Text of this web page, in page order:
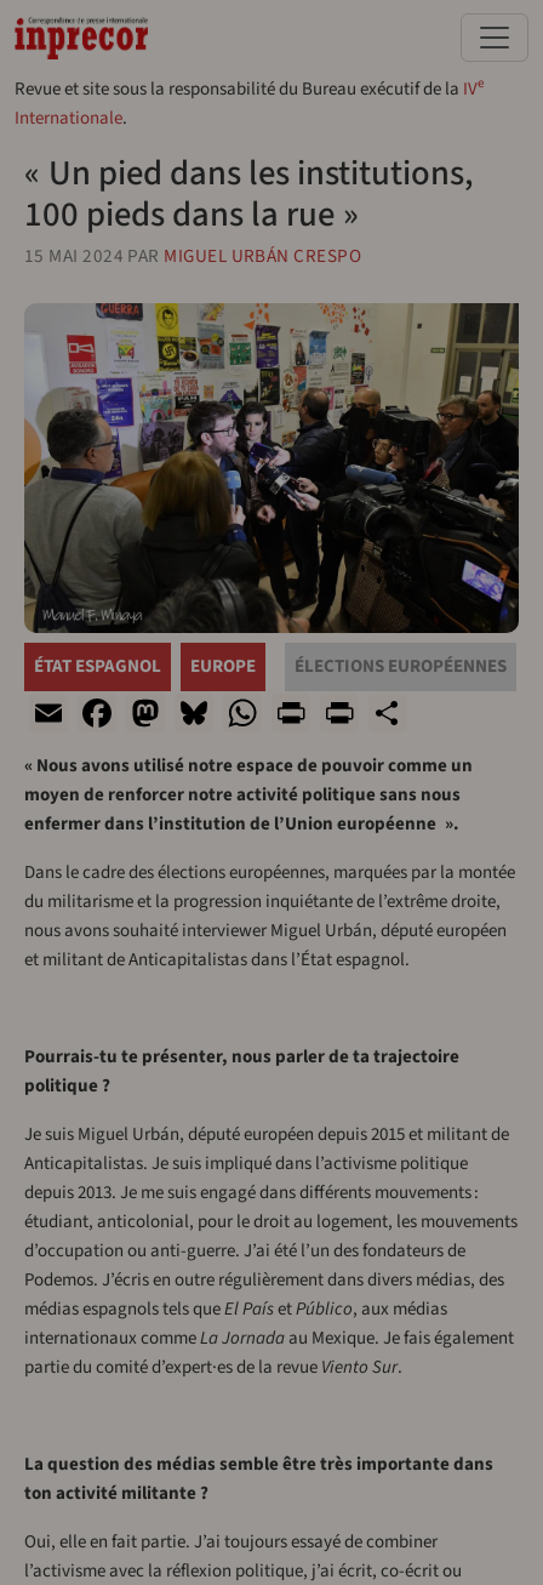
Aller au contenu principal
Revue et site sous la responsabilité du Bureau exécutif de la IVe
Internationale.
« Un pied dans les institutions,
100 pieds dans la rue »
15 MAI 2024 PAR MIGUEL URBÁN CRESPO
ÉTAT ESPAGNOL EUROPE ÉLECTIONS EUROPÉENNES
EmailFacebook
Mastodon
Bluesky
WhatsApp
Print
« Nous avons utilisé notre espace de pouvoir comme un
moyen de renforcer notre activité politique sans nous
enfermer dans l’institution de l’Union européenne ».
Dans le cadre des élections européennes, marquées par la montée
du militarisme et la progression inquiétante de l’extrême droite,
nous avons souhaité interviewer Miguel Urbán, député européen
et militant de Anticapitalistas dans l’État espagnol.
Pourrais-tu te présenter, nous parler de ta trajectoire
politique ?
Je suis Miguel Urbán, député européen depuis 2015 et militant de
Anticapitalistas. Je suis impliqué dans l’activisme politique
depuis 2013. Je me suis engagé dans différents mouvements :
étudiant, anticolonial, pour le droit au logement, les mouvements
d’occupation ou anti-guerre. J’ai été l’un des fondateurs de
Podemos. J’écris en outre régulièrement dans divers médias, des
médias espagnols tels queEl PaísetPúblico, aux médias
internationaux commeLa Jornadaau Mexique. Je fais également
partie du comité d’expert·es de la revueViento Sur.
La question des médias semble être très importante dans
ton activité militante ?
Oui, elle en fait partie. J’ai toujours essayé de combiner
l’activisme avec la réflexion politique, j’ai écrit, co-écrit ou